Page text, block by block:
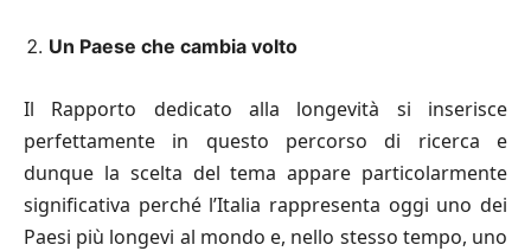
Un Paese che cambia volto
Il Rapporto dedicato alla longevità si inserisce
perfettamente in questo percorso di ricerca e
dunque la scelta del tema appare particolarmente
significativa perché l’Italia rappresenta oggi uno dei
Paesi più longevi al mondo e, nello stesso tempo, uno